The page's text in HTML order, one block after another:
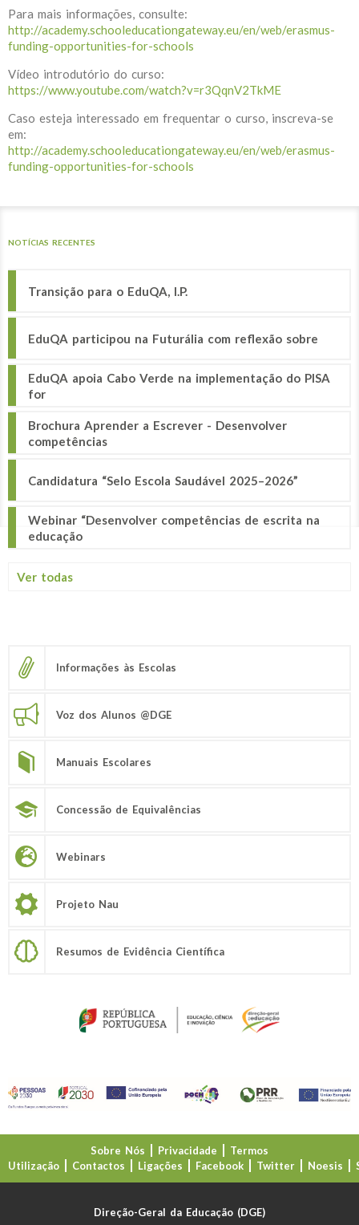
Para mais informações, consulte:
http://academy.schooleducationgateway.eu/en/web/erasmus-
funding-opportunities-for-schools
Vídeo introdutório do curso:
https://www.youtube.com/watch?v=r3QqnV2TkME
Caso esteja interessado em frequentar o curso, inscreva-se
em:
http://academy.schooleducationgateway.eu/en/web/erasmus-
funding-opportunities-for-schools
NOTÍCIAS RECENTES
Transição para o EduQA, I.P.
EduQA participou na Futurália com reflexão sobre
EduQA apoia Cabo Verde na implementação do PISA
for
Brochura Aprender a Escrever - Desenvolver
competências
Candidatura “Selo Escola Saudável 2025–2026”
Webinar “Desenvolver competências de escrita na
educação
Ver todas
Informações às Escolas
Voz dos Alunos @DGE
Manuais Escolares
Concessão de Equivalências
Webinars
Projeto Nau
Resumos de Evidência Científica
Sobre Nós Privacidade
Termos
Utilização
Contactos Ligações Facebook Twitter Noesis
Direção-Geral da Educação (DGE)